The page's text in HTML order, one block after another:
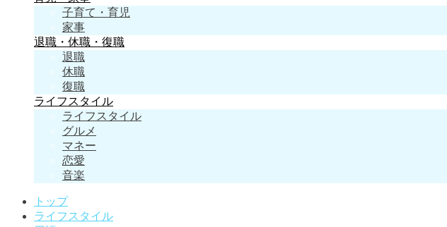
子育て・育児
家事
退職・休職・復職
退職
休職
復職
ライフスタイル
ライフスタイル
グルメ
マネー
恋愛
音楽
トップ
ライフスタイル